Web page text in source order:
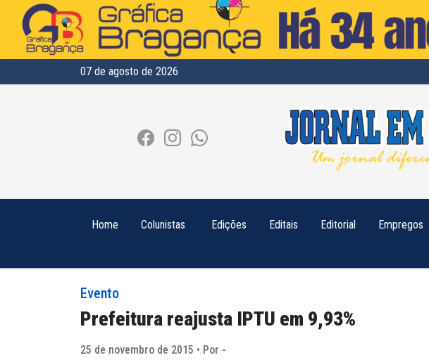
07 de agosto de 2026
Home Colunistas Edições Editais Editorial Empregos
Evento
Prefeitura reajusta IPTU em 9,93%
25 de novembro de 2015 • Por -